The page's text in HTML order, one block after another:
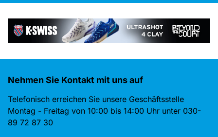
Nehmen Sie Kontakt mit uns auf
Telefonisch erreichen Sie unsere Geschäftsstelle
Montag - Freitag von 10:00 bis 14:00 Uhr unter 030-
89 72 87 30